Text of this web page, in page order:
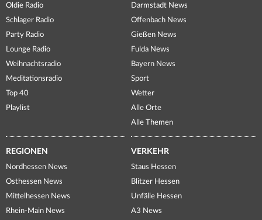
Oldie Radio
Schlager Radio
Party Radio
Lounge Radio
Weihnachtsradio
Meditationsradio
Top 40
Playlist
Darmstadt News
Offenbach News
Gießen News
Fulda News
Bayern News
Sport
Wetter
Alle Orte
Alle Themen
REGIONEN
Nordhessen News
Osthessen News
Mittelhessen News
Rhein-Main News
VERKEHR
Staus Hessen
Blitzer Hessen
Unfälle Hessen
A3 News